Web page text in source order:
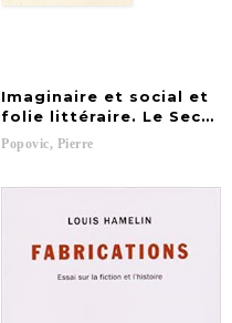
Imaginaire et social et
folie littéraire. Le
Popovic, Pierre